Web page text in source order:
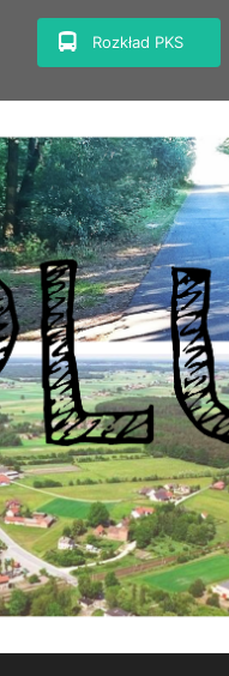
Rozkład PKS